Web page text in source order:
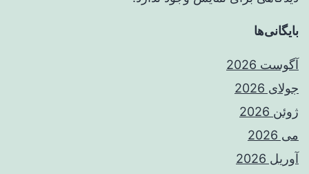
بایگانی‌ها
آگوست 2026
جولای 2026
ژوئن 2026
می 2026
آوریل 2026